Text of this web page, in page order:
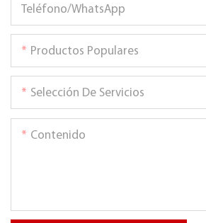
Teléfono/WhatsApp
Productos Populares
Selección De Servicios
Contenido